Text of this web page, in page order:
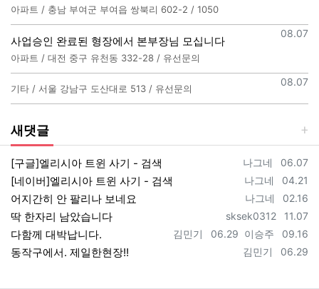
아파트 / 충남 부여군 부여읍 쌍북리 602-2 / 1050
등록일
08.07
사업승인 완료된 형장에서 본부장님 모십니다
아파트 / 대전 중구 유천동 332-28 / 유선문의
등록일
08.07
기타 / 서울 강남구 도산대로 513 / 유선문의
새댓글
등록자
나그네 등록일
06.07
[구글]엘리시아 트윈 사기 - 검색
등록자
나그네 등록일
04.21
[네이버]엘리시아 트윈 사기 - 검색
등록자
나그네 등록일
02.16
어지간히 안 팔리나 보네요
등록자
sksek0312 등록일
11.07
딱 한자리 남았습니다
등록자
이승주 등록일
09.16
등록자
김민기 등록일
06.29
다함께 대박납니다.
등록자
김민기 등록일
06.29
동작구에서. 제일한현장!!